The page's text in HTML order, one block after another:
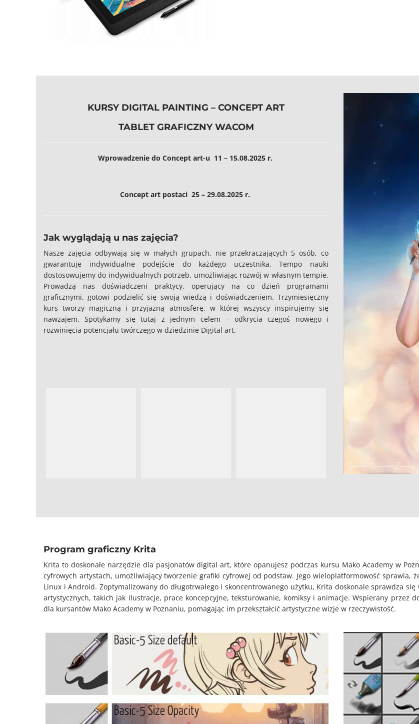
KURSY DIGITAL PAINTING – CONCEPT ART
TABLET GRAFICZNY WACOM
Wprowadzenie do Concept art-u 11 – 15.08.2025 r.
Concept art postaci 25 – 29.08.2025 r.
Jak wyglądają u nas zajęcia?
Nasze zajęcia odbywają się w małych grupach, nie przekraczających 5 osób, co
gwarantuje indywidualne podejście do każdego uczestnika. Tempo nauki
dostosowujemy do indywidualnych potrzeb, umożliwiając rozwój w własnym tempie.
Prowadzą nas doświadczeni praktycy, operujący na co dzień programami
graficznymi, gotowi podzielić się swoją wiedzą i doświadczeniem. Trzymiesięczny
kurs tworzy magiczną i przyjazną atmosferę, w której wszyscy inspirujemy się
nawzajem. Spotykamy się tutaj z jednym celem – odkrycia czegoś nowego i
rozwinięcia potencjału twórczego w dziedzinie Digital art.
Program graficzny Krita
Krita to doskonałe narzędzie dla pasjonatów digital art, które opanujesz podczas kursu Mako Academy w
cyfrowych artystach, umożliwiający tworzenie grafiki cyfrowej od podstaw. Jego wieloplatformowość sprawia,
Linux i Android. Zoptymalizowany do długotrwałego i skoncentrowanego użytku, Krita doskonale sprawdza
artystycznych, takich jak ilustracje, prace koncepcyjne, teksturowanie, komiksy i animacje. Wspierany przez
dla kursantów Mako Academy w Poznaniu, pomagając im przekształcić artystyczne wizje w rzeczywistość.